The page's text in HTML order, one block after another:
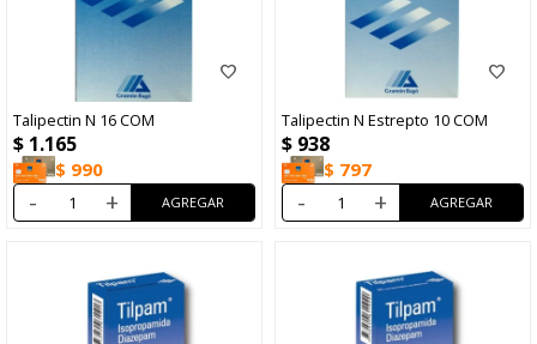
Talipectin N 16 COM
$ 1.165
$ 990
- +
Talipectin N Estrepto 10 COM
$ 938
$ 797
- +